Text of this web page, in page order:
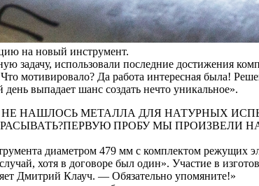
на новый инструмент.
задачу, использовали последние достижения
мотивировало? Да работа интересная была!
выпадает шанс создать нечто уникальное».
НАШЛОСЬ МЕТАЛЛА ДЛЯ НАТУРНЫХ
ПРОБУ МЫ ПРОИЗВЕЛИ
диаметром 479 мм с комплектом
хотя в договоре был один». Участие в
Дмитрий Клауч. — Обязательно упомяните!»